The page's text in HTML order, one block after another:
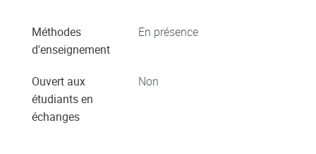
Méthodes
d'enseignement
En présence
Ouvert aux
étudiants en
échanges
Non